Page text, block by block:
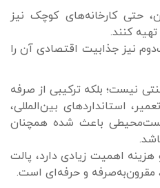
حتی کارخانه‌های کوچک نیز
کنند.
نیز جذابیت اقتصادی آن را
نیست؛ بلکه ترکیبی از صرفه
استانداردهای بین‌المللی،
باعث شده همچنان
اهمیت زیادی دارد، پالت
مقرون‌به‌صرفه و حرفه‌ای است.